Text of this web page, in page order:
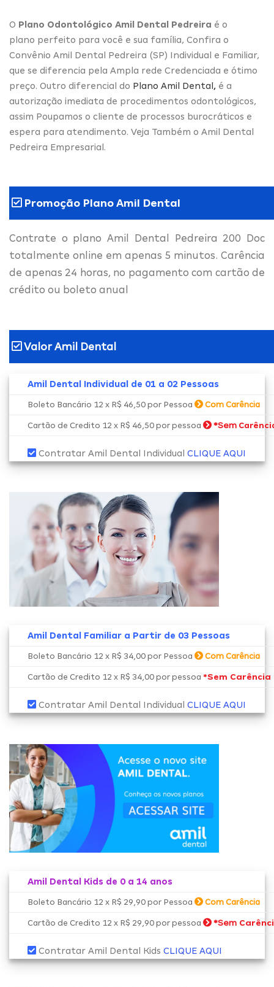
O Plano Odontológico Amil Dental Pedreira é o
plano perfeito para você e sua família, Confira o
Convênio Amil Dental Pedreira (SP) Individual e Familiar,
que se diferencia pela Ampla rede Credenciada e ótimo
preço. Outro diferencial do Plano Amil Dental , é a
autorização imediata de procedimentos odontológicos,
assim Poupamos o cliente de processos burocráticos e
espera para atendimento. Veja Também o Amil Dental
Pedreira Empresarial.
Promoção Plano Amil Dental
Contrate o plano Amil Dental Pedreira 200 Doc
totalmente online em apenas 5 minutos. Carência
de apenas 24 horas, no pagamento com cartão de
crédito ou boleto anual
Valor Amil Dental
Amil Dental Individual de 01 a 02 Pessoas
Boleto Bancário 12 x R$ 46,50 por Pessoa Com Carência
Cartão de Credito 12 x R$ 46,50 por pessoa *Sem
Contratar Amil Dental Individual CLIQUE AQUI
Amil Dental Familiar a Partir de 03 Pessoas
Boleto Bancário 12 x R$ 34,00 por Pessoa Com Carência
Cartão de Credito 12 x R$ 34,00 por pessoa *Sem Carência
Contratar Amil Dental Individual CLIQUE AQUI
Amil Dental Kids de 0 a 14 anos
Boleto Bancário 12 x R$ 29,90 por Pessoa Com Carência
Cartão de Credito 12 x R$ 29,90 por pessoa *Sem
Contratar Amil Dental Kids CLIQUE AQUI